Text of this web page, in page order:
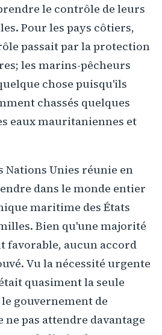
le contrôle de leurs
Pour les pays côtiers,
passait par la protection
les marins-pêcheurs
chose puisqu'ils
chassés quelques
eaux mauritaniennes et
Nations Unies réunie en
dans le monde entier
maritime des États
Bien qu'une majorité
favorable, aucun accord
Vu la nécessité urgente
quasiment la seule
gouvernement de
ne pas attendre davantage